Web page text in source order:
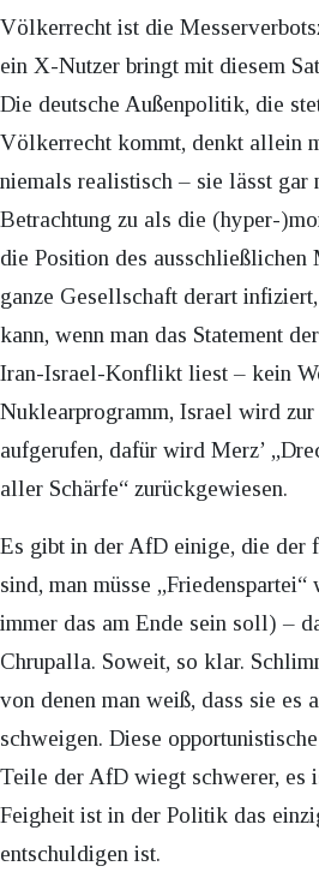
Völkerrecht ist die
ein X-Nutzer bringt mit diesem
Die deutsche Außenpolitik, die
Völkerrecht kommt, denkt allein
niemals realistisch – sie lässt gar
Betrachtung zu als die (hyper-
die Position des
ganze Gesellschaft derart
kann, wenn man das Statement
Iran-Israel-Konflikt liest – kein
Nuklearprogramm, Israel wird zur
aufgerufen, dafür wird Merz’
aller Schärfe“ zurückgewiesen.
Es gibt in der AfD einige, die der
sind, man müsse
immer das am Ende sein soll) –
Chrupalla. Soweit, so klar.
von denen man weiß, dass sie es
schweigen. Diese
Teile der AfD wiegt schwerer, es
Feigheit ist in der Politik das
entschuldigen ist.